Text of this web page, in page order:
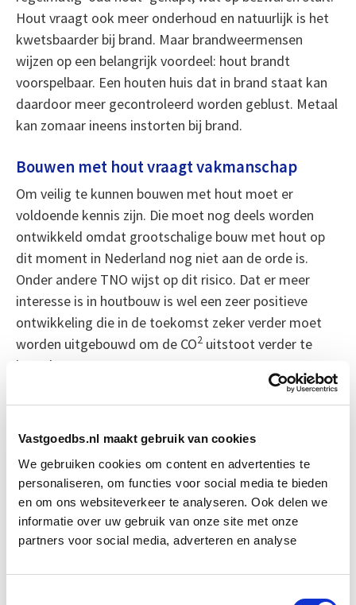
Vastgoedbs.nl maakt gebruik van cookies
We gebruiken cookies om content en advertenties te
personaliseren, om functies voor social media te bieden
en om ons websiteverkeer te analyseren. Ook delen we
informatie over uw gebruik van onze site met onze
partners voor social media, adverteren en analyse
Hout vraagt ook meer onderhoud en natuurlijk is het
kwetsbaarder bij brand. Maar brandweermensen
wijzen op een belangrijk voordeel: hout brandt
voorspelbaar. Een houten huis dat in brand staat kan
daardoor meer gecontroleerd worden geblust. Metaal
kan zomaar ineens instorten bij brand.
Bouwen met hout vraagt vakmanschap
Om veilig te kunnen bouwen met hout moet er
voldoende kennis zijn. Die moet nog deels worden
ontwikkeld omdat grootschalige bouw met hout op
dit moment in Nederland nog niet aan de orde is.
Onder andere TNO wijst op dit risico. Dat er meer
interesse is in houtbouw is wel een zeer positieve
ontwikkeling die in de toekomst zeker verder moet
worden uitgebouwd om de CO2uitstoot verder te
beperken.
Bron: Stadszaken
Boeiend verhaal? Duik dan eens
in deze opleidingen:
Circulair Bouwen Start do 24 sep
Business Case voor Vastgoed- &
Start do